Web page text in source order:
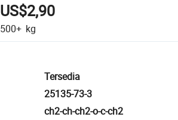
US$2,90
500+ kg
Tersedia
25135-73-3
ch2-ch-ch2-o-c-ch2